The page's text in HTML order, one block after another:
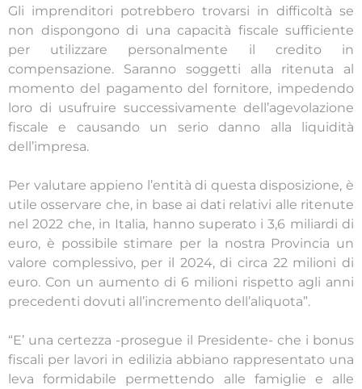
Gli imprenditori potrebbero trovarsi in difficoltà se
non dispongono di una capacità fiscale sufficiente
per utilizzare personalmente il credito in
compensazione. Saranno soggetti alla ritenuta al
momento del pagamento del fornitore, impedendo
loro di usufruire successivamente dell’agevolazione
fiscale e causando un serio danno alla liquidità
dell’impresa.
Per valutare appieno l’entità di questa disposizione, è
utile osservare che, in base ai dati relativi alle ritenute
nel 2022 che, in Italia, hanno superato i 3,6 miliardi di
euro, è possibile stimare per la nostra Provincia un
valore complessivo, per il 2024, di circa 22 milioni di
euro. Con un aumento di 6 milioni rispetto agli anni
precedenti dovuti all’incremento dell’aliquota”.
“E’ una certezza -prosegue il Presidente- che i bonus
fiscali per lavori in edilizia abbiano rappresentato una
leva formidabile permettendo alle famiglie e alle